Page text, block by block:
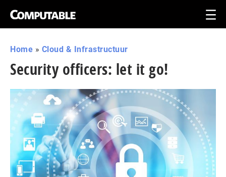
Home » Cloud & Infrastructuur
Security officers: let it go!